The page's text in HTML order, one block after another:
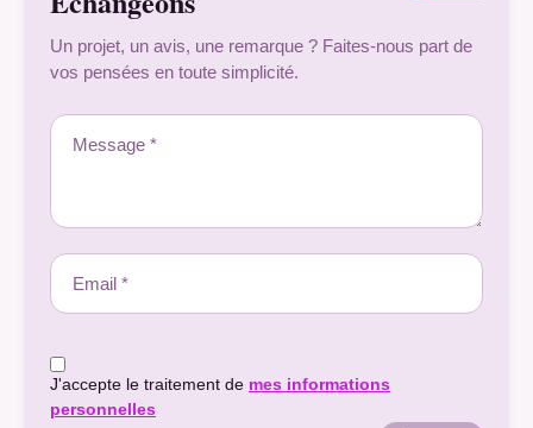
Un projet, un avis, une remarque ? Faites-nous part de
vos pensées en toute simplicité.
J'accepte le traitement de mes informations
personnelles